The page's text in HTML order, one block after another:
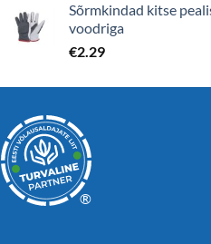
Sõrmkindad kitse
voodriga
€2.29
®